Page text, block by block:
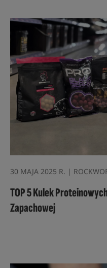
30 MAJA 2025 R. |
TOP 5 Kulek
Zapachowej